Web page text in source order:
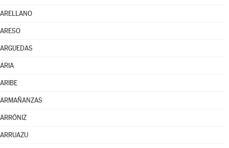
ARELLANO
ARESO
ARGUEDAS
ARIA
ARIBE
ARMAÑANZAS
ARRÓNIZ
ARRUAZU